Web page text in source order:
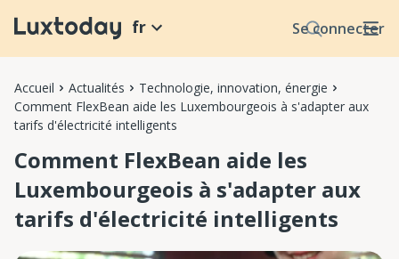
Se connecter
fr
Accueil Actualités
Technologie, innovation, énergie
Comment FlexBean aide les Luxembourgeois à s'adapter aux
tarifs d'électricité intelligents
Comment FlexBean aide les
Luxembourgeois à s'adapter aux
tarifs d'électricité intelligents